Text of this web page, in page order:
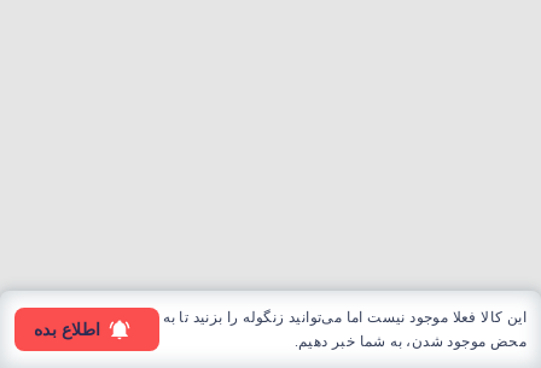
این کالا فعلا موجود نیست اما می‌توانید زنگوله را بزنید تا به
محض موجود شدن، به شما خبر دهیم.
اطلاع بده